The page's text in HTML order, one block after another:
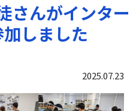
さんがインター
しました
2025.07.23